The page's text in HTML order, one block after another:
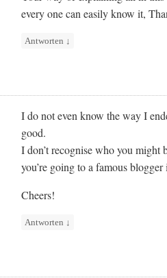
every one can easily know it,
Antworten ↓
I do not even know the way I
good.
I don’t recognise who you might
you’re going to a famous
Cheers!
Antworten ↓